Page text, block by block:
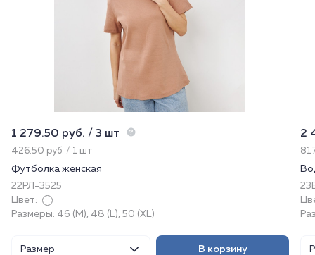
1 279.50 руб. / 3 шт
426.50 руб. / 1 шт
Футболка женская
22РЛ-3525
Цвет:
Размеры: 46 (M), 48 (L), 50 (XL)
Размер В корзину
2